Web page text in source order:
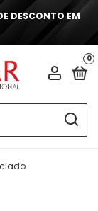
DESCONTO EM
0